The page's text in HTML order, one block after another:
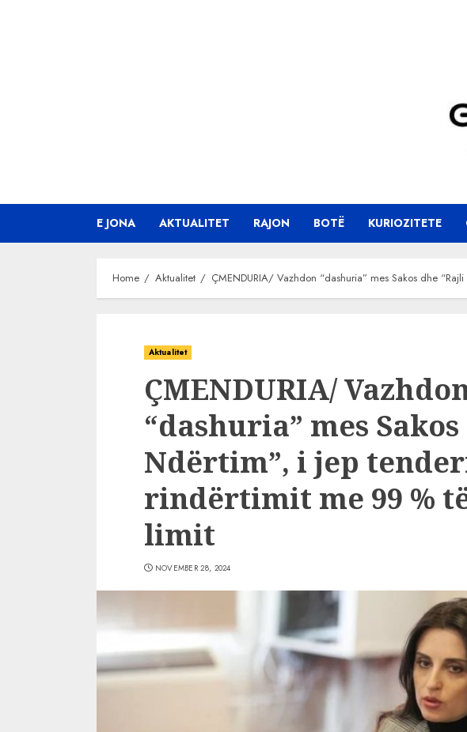
E JONA AKTUALITET RAJON BOTË KURIOZITETE
Home Aktualitet ÇMENDURIA/ Vazhdon “dashuria” mes Sakos dhe
Aktualitet
ÇMENDURIA/
“dashuria” mes
Ndërtim”, i jep
rindërtimit me 99 %
limit
NOVEMBER 28, 2024